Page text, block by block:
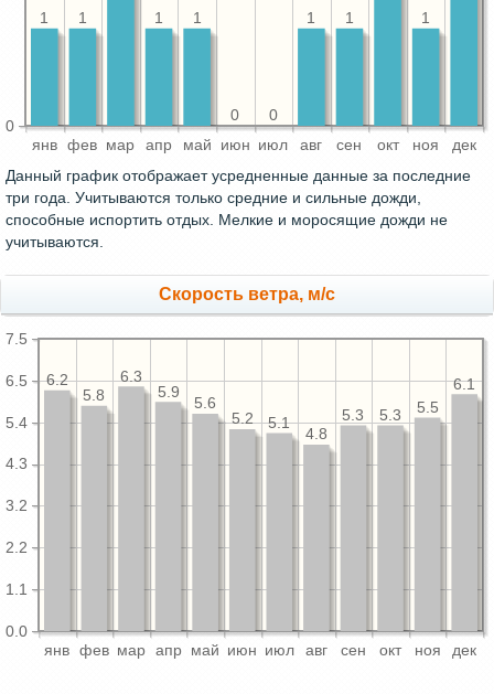
янв фев мар апр май июн июл авг сен окт ноя дек
0
1
1
1
0
0
1
1
1
1
Данный график отображает усредненные данные за последние
три года. Учитываются только средние и сильные дожди,
способные испортить отдых. Мелкие и моросящие дожди не
учитываются.
Скорость ветра, м/с
янв фев мар апр май июн июл авг сен окт ноя дек
0.0
1.1
2.2
3.2
4.3
5.4
6.5
7.5
6.1
5.5
5.3
5.3
4.8
5.1
5.2
5.6
5.9
6.3
5.8
6.2